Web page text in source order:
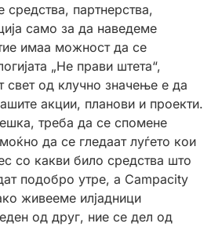
средства, партнерства,
само за да наведеме
имаа можност да се
„Не прави штета“,
свет од клучно значење е да
акции, планови и проекти.
треба да се спомене
да се гледаат луѓето кои
со какви било средства што
подобро утре, а Campacity
живееме илјадници
од друг, ние се дел од